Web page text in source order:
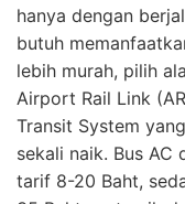
hanya dengan
butuh
lebih murah, pilih
Airport Rail Link
Transit System
sekali naik. Bus AC
tarif 8-20 Baht,